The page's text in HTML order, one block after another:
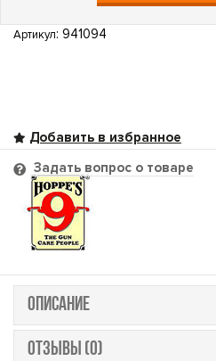
Артикул: 941094
Задать вопрос о товаре
ОПИСАНИЕ
ОТЗЫВЫ (0)